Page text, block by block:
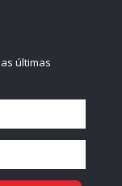
últimas